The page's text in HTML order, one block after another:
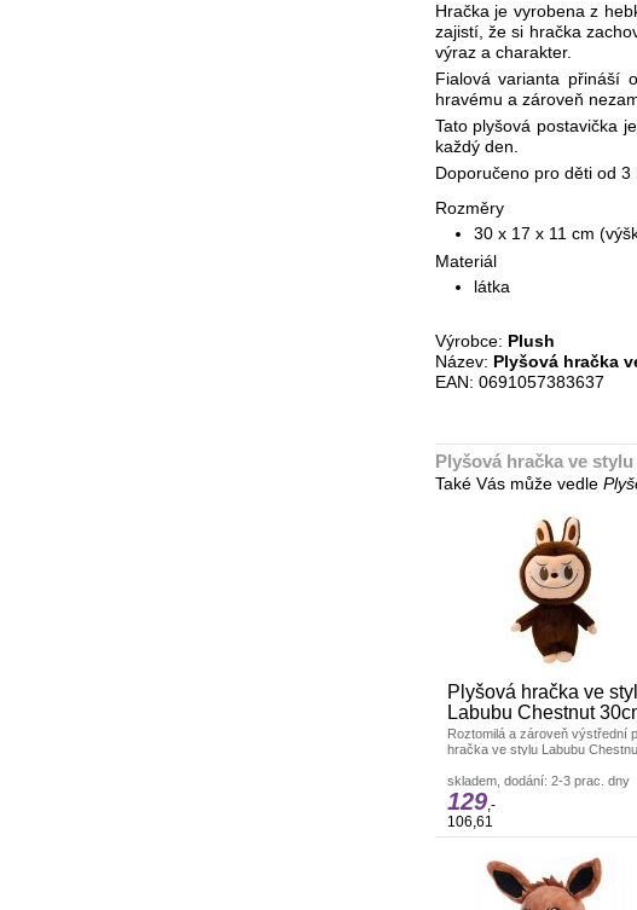
Hračka je vyrobena z
zajistí, že si hračka
výraz a charakter.
Fialová varianta přináší
hravému a zároveň
Tato plyšová postavička
každý den.
Doporučeno pro děti od 3
Rozměry
30 x 17 x 11 cm
Materiál
látka
Výrobce: Plush
Název: Plyšová hračka
EAN: 0691057383637
Plyšová hračka ve
Také Vás může vedle
Plyšová hračka ve
Labubu Chestnut
Roztomilá a zároveň výstřední
hračka ve stylu Labubu
skladem, dodání: 2-3 prac. dny
129,-
106,61